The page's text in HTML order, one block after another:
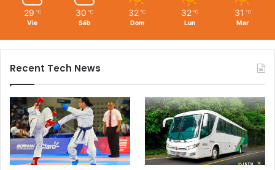
29 ℃
Vie
30 ℃
Sáb
32 ℃
Dom
32 ℃
Lun
31 ℃
Mar
Recent Tech News